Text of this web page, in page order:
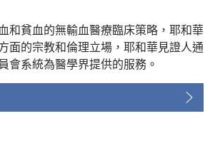
和貧血的無輸血醫療臨床策略，耶和華
面的宗教和倫理立場，耶和華見證人通
會系統為醫學界提供的服務。